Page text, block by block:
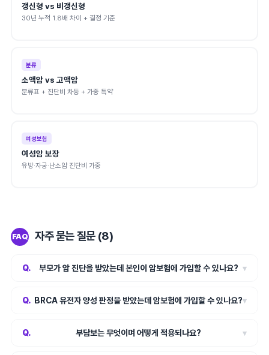
갱신형 vs 비갱신형
30년 누적 1.8배 차이 + 결정 기준
분류
소액암 vs 고액암
분류표 + 진단비 차등 + 가중 특약
여성보험
여성암 보장
유방·자궁·난소암 진단비 가중
FAQ 자주 묻는 질문 (8)
부모가 암 진단을 받았는데 본인이 암보험에 가입할 수 있나요? ▾
BRCA 유전자 양성 판정을 받았는데 암보험에 가입할 수 있나요?▾
부담보는 무엇이며 어떻게 적용되나요? ▾